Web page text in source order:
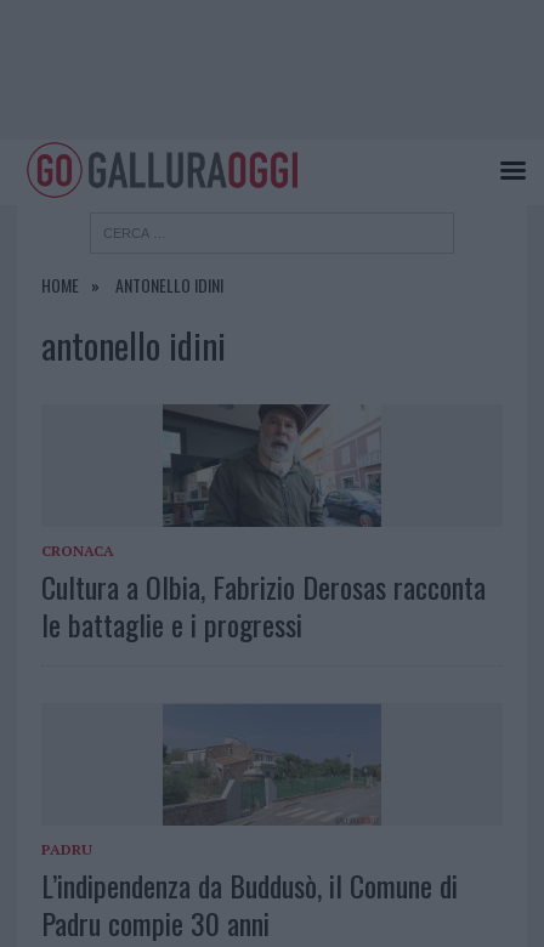
HOME ANTONELLO IDINI
antonello idini
CRONACA
Cultura a Olbia, Fabrizio Derosas racconta
le battaglie e i progressi
PADRU
L’indipendenza da Buddusò, il Comune di
Padru compie 30 anni